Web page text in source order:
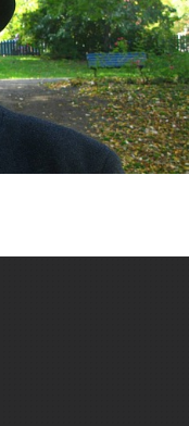
cuenta?
gratis
ya no está
usando tu cuenta
espacios, tildes
de privacidad y